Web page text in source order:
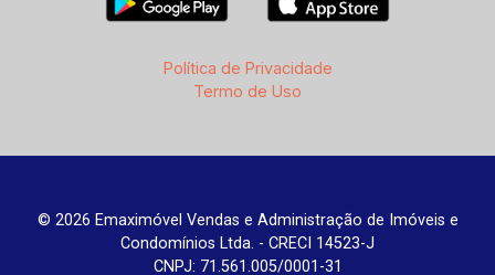
Política de Privacidade
Termo de Uso
© 2026 Emaximóvel Vendas e Administração de Imóveis e
Condomínios Ltda. - CRECI 14523-J
CNPJ: 71.561.005/0001-31